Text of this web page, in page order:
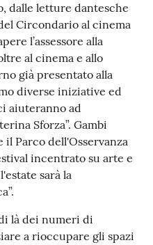
dalle letture dantesche
Circondario al cinema
l’assessore alla
al cinema e allo
già presentato alla
diverse iniziative ed
aiuteranno ad
Sforza”. Gambi
Parco dell'Osservanza
incentrato su arte e
sarà la
là dei numeri di
a rioccupare gli spazi